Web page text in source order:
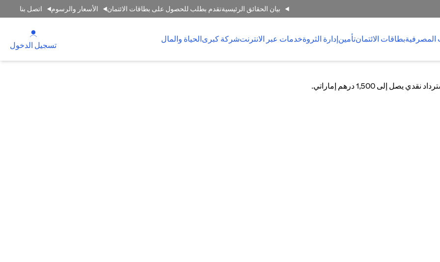
بيان الحقائق الرئيسيةتقدم بطلب للحصول على بطاقات الائتمان الأسعار والرسوم اتصل بنا
المصرفيةبطاقات الائتمانتأمينإدارة الثروةخدمات عبر الانترنتشركة كبرىالحياة والمال
تسجيل الدخول